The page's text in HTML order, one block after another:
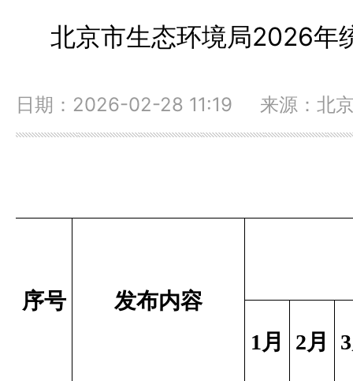
北京市生态环境局2026年
日期：2026-02-28 11:19 来源：北
序号
发布内容
1月 2月 3